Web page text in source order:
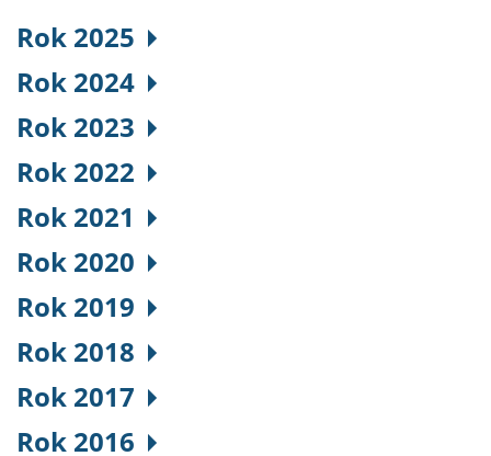
Rok 2025
Rok 2024
Rok 2023
Rok 2022
Rok 2021
Rok 2020
Rok 2019
Rok 2018
Rok 2017
Rok 2016